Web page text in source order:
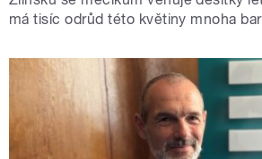
má tisíc odrůd této květiny mnoha